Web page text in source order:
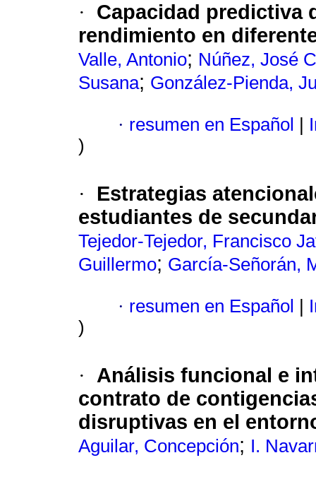
·
Capacidad predictiva
rendimiento en
Valle, Antonio; Núñez, José
Susana; González-Pienda,
· resumen en Español
)
·
Estrategias
estudiantes de
Tejedor-Tejedor, Francisco
Guillermo; García-Señorán,
· resumen en Español
)
·
Análisis funcional e
contrato de
disruptivas en el
Aguilar, Concepción; I.